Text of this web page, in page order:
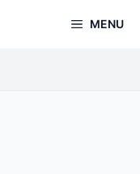
MENU